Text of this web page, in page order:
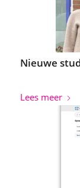
Nieuwe
Lees meer